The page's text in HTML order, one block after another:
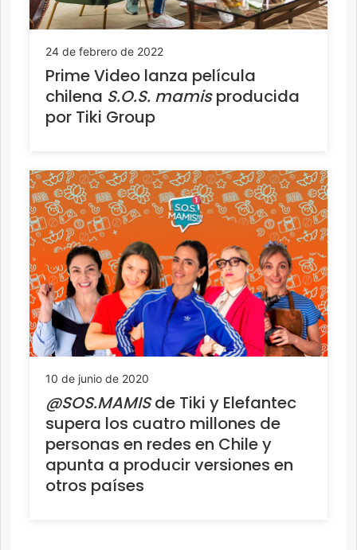
24 de febrero de 2022
Prime Video lanza película
chilena S.O.S. mamisproducida
por Tiki Group
10 de junio de 2020
@SOS.MAMISde Tiki y Elefantec
supera los cuatro millones de
personas en redes en Chile y
apunta a producir versiones en
otros países